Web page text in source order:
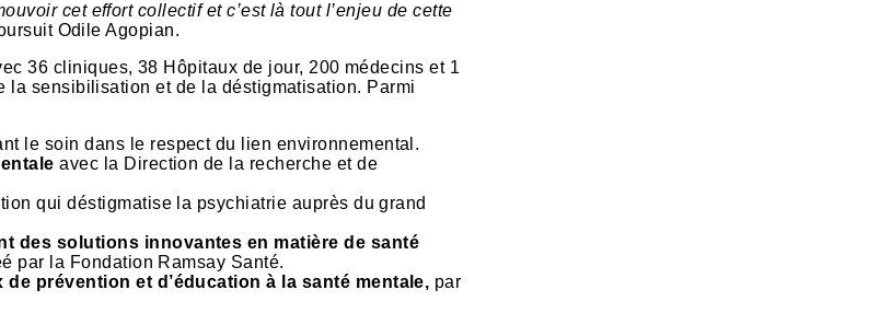
cet effort collectif et c’est là tout l’enjeu de cette
Odile Agopian.
36 cliniques, 38 Hôpitaux de jour, 200 médecins et 1
la sensibilisation et de la déstigmatisation. Parmi
le soin dans le respect du lien environnemental.
avec la Direction de la recherche et de
qui déstigmatise la psychiatrie auprès du grand
des solutions innovantes en matière de santé
par la Fondation Ramsay Santé.
prévention et d’éducation à la santé mentale, par